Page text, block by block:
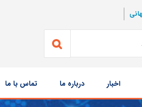
اخبار درباره ما تماس با ما